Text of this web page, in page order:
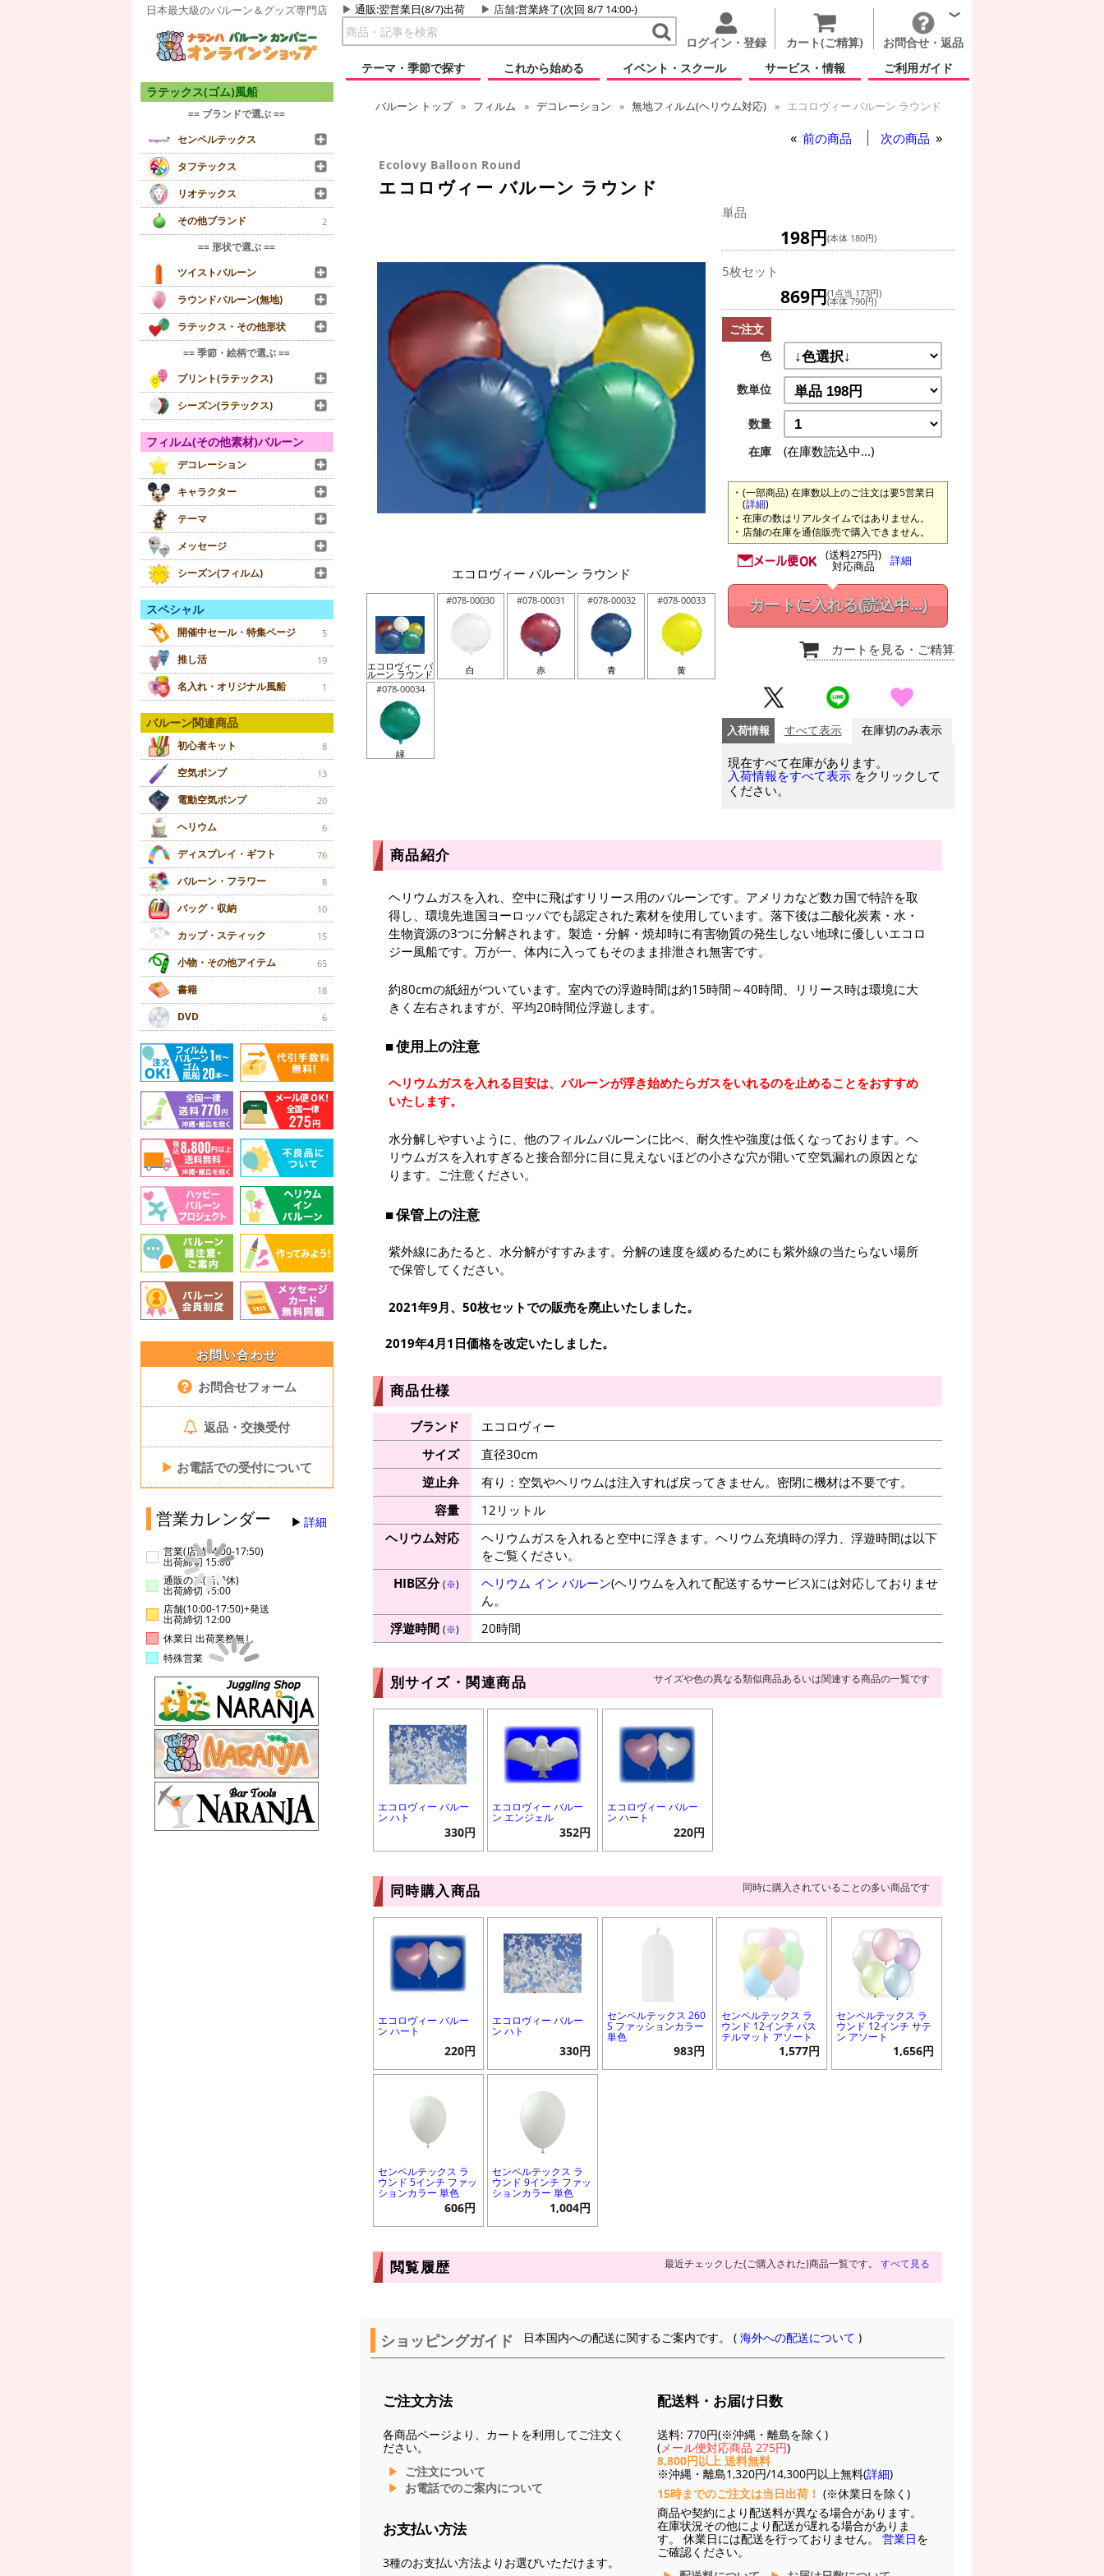
日本最大級のバルーン＆グッズ専門店 通販:翌営業日(8/7)出荷 店舗:営業終了(次回 8/7 14:00-)
ログイン・登録 カート(ご精算)
お問合せ・返品
テーマ・季節で探す
これから始める イベント・スクール サービス・情報 ご利用ガイド
ラテックス(ゴム)風船
== ブランドで選ぶ ==
センペルテックス
タフテックス
リオテックス
その他ブランド
2
== 形状で選ぶ ==
ツイストバルーン
ラウンドバルーン(無地)
ラテックス・その他形状
== 季節・絵柄で選ぶ ==
プリント(ラテックス)
シーズン(ラテックス)
フィルム(その他素材)バルーン
デコレーション
キャラクター
テーマ
メッセージ
シーズン(フィルム)
スペシャル
開催中セール・特集ページ 5
推し活 19
名入れ・オリジナル風船 1
バルーン関連商品
初心者キット 8
空気ポンプ 13
電動空気ポンプ 20
ヘリウム 6
ディスプレイ・ギフト 76
バルーン・フラワー 8
バッグ・収納 10
カップ・スティック 15
小物・その他アイテム 65
書籍 18
DVD 6
お問い合わせ
お問合せフォーム
返品・交換受付
▶ お電話での受付について
営業カレンダー 詳細
営業(店舗14:00-17:50)
出荷締切 15:00
通販のみ(店舗休)
出荷締切 15:00
店舗(10:00-17:50)+発送
出荷締切 12:00
休業日 出荷業務無し
特殊営業
バルーン トップ フィルム デコレーション 無地フィルム(ヘリウム対応) エコロヴィー バルーン ラウンド
前の商品 次の商品
Ecolovy Balloon Round
エコロヴィー バルーン ラウンド
エコロヴィー バルーン ラウンド
エコロヴィー バ
ルーン ラウンド
#078-00030
白
#078-00031
赤
#078-00032
青
#078-00033
黄
#078-00034
緑
単品
198円(本体 180円)
5枚セット
869円(1点当 173円)
(本体 790円)
ご注文
色
数単位
数量
在庫
(在庫数読込中...)
(一部商品) 在庫数以上のご注文は要5営業日
(詳細)
在庫の数はリアルタイムではありません。
店舗の在庫を通信販売で購入できません。
(送料275円)
対応商品 詳細
カートに入れる(読込中...)
カートを見る ・ご精算
入荷情報 すべて表示 在庫切のみ表示
現在すべて在庫があります。
入荷情報をすべて表示 をクリックして
ください。
商品紹介
ヘリウムガスを入れ、空中に飛ばすリリース用のバルーンです。アメリカなど数カ国で特許を取
得し、環境先進国ヨーロッパでも認定された素材を使用しています。落下後は二酸化炭素・水・
生物資源の3つに分解されます。製造・分解・焼却時に有害物質の発生しない地球に優しいエコロ
ジー風船です。万が一、体内に入ってもそのまま排泄され無害です。
約80cmの紙紐がついています。室内での浮遊時間は約15時間～40時間、リリース時は環境に大
きく左右されますが、平均20時間位浮遊します。
使用上の注意
ヘリウムガスを入れる目安は、バルーンが浮き始めたらガスをいれるのを止めることをおすすめ
いたします。
水分解しやすいように、他のフィルムバルーンに比べ、耐久性や強度は低くなっております。ヘ
リウムガスを入れすぎると接合部分に目に見えないほどの小さな穴が開いて空気漏れの原因とな
ります。ご注意ください。
保管上の注意
紫外線にあたると、水分解がすすみます。分解の速度を緩めるためにも紫外線の当たらない場所
で保管してください。
2021年9月、50枚セットでの販売を廃止いたしました。
2019年4月1日価格を改定いたしました。
商品仕様
ブランド
エコロヴィー
サイズ
直径30cm
逆止弁
有り：空気やヘリウムは注入すれば戻ってきません。密閉に機材は不要です。
容量
12リットル
ヘリウム対応
ヘリウムガスを入れると空中に浮きます。ヘリウム充填時の浮力、浮遊時間は以下
をご覧ください。
HIB区分(※) ヘリウム イン バルーン(ヘリウムを入れて配送するサービス)には対応しておりませ
ん。
浮遊時間 (※) 20時間
別サイズ・関連商品 サイズや色の異なる類似商品あるいは関連する商品の一覧です
エコロヴィー バルー
ン ハト
330円
エコロヴィー バルー
ン エンジェル
352円
エコロヴィー バルー
ン ハート
220円
同時購入商品 同時に購入されていることの多い商品です
エコロヴィー バルー
ン ハート
220円
エコロヴィー バルー
ン ハト
330円
センペルテックス 260
S ファッションカラー
単色
983円
センペルテックス ラ
ウンド 12インチ パス
テルマット アソート
1,577円
センペルテックス ラ
ウンド 12インチ サテ
ン アソート
1,656円
センペルテックス ラ
ウンド 5インチ ファッ
ションカラー 単色
606円
センペルテックス ラ
ウンド 9インチ ファッ
ションカラー 単色
1,004円
閲覧履歴 最近チェックした(ご購入された)商品一覧です。 すべて見る
ショッピングガイド 日本国内への配送に関するご案内です。 (海外への配送について )
ご注文方法
各商品ページより、カートを利用してご注文く
ださい。
ご注文について
お電話でのご案内について
お支払い方法
3種のお支払い方法よりお選びいただけます。
配送料・お届け日数
送料: 770円(※沖縄・離島を除く)
(メール便対応商品 275円)
8,800円以上 送料無料
※沖縄・離島1,320円/14,300円以上無料(詳細)
15時までのご注文は当日出荷！ (※休業日を除く)
商品や契約により配送料が異なる場合があります。
在庫状況その他により配送が遅れる場合がありま
す。 休業日には配送を行っておりません。 営業日を
ご確認ください。